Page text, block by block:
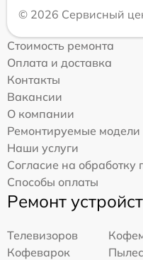
© 2026 Сервисный
Стоимость ремонта
Оплата и доставка
Контакты
Вакансии
О компании
Ремонтируемые модели
Наши услуги
Согласие на
Способы оплаты
Ремонт
Телевизоров
Кофеварок